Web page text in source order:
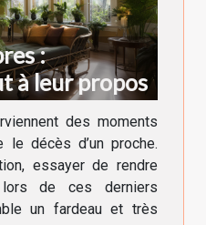
:
à leur propos
des moments
le décès d’un proche.
essayer de rendre
de ces derniers
un fardeau et très